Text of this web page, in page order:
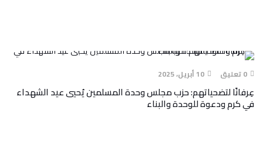
0 تعليق 10 أبريل، 2025
عِرفانًا لتضحياتهم: حزب مجلس وحدة المسلمين يُحيي عيد الشهداء
في كرم ودعوة للوحدة والبناء